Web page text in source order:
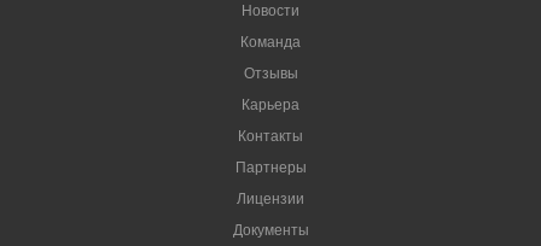
Новости
Команда
Отзывы
Карьера
Контакты
Партнеры
Лицензии
Документы